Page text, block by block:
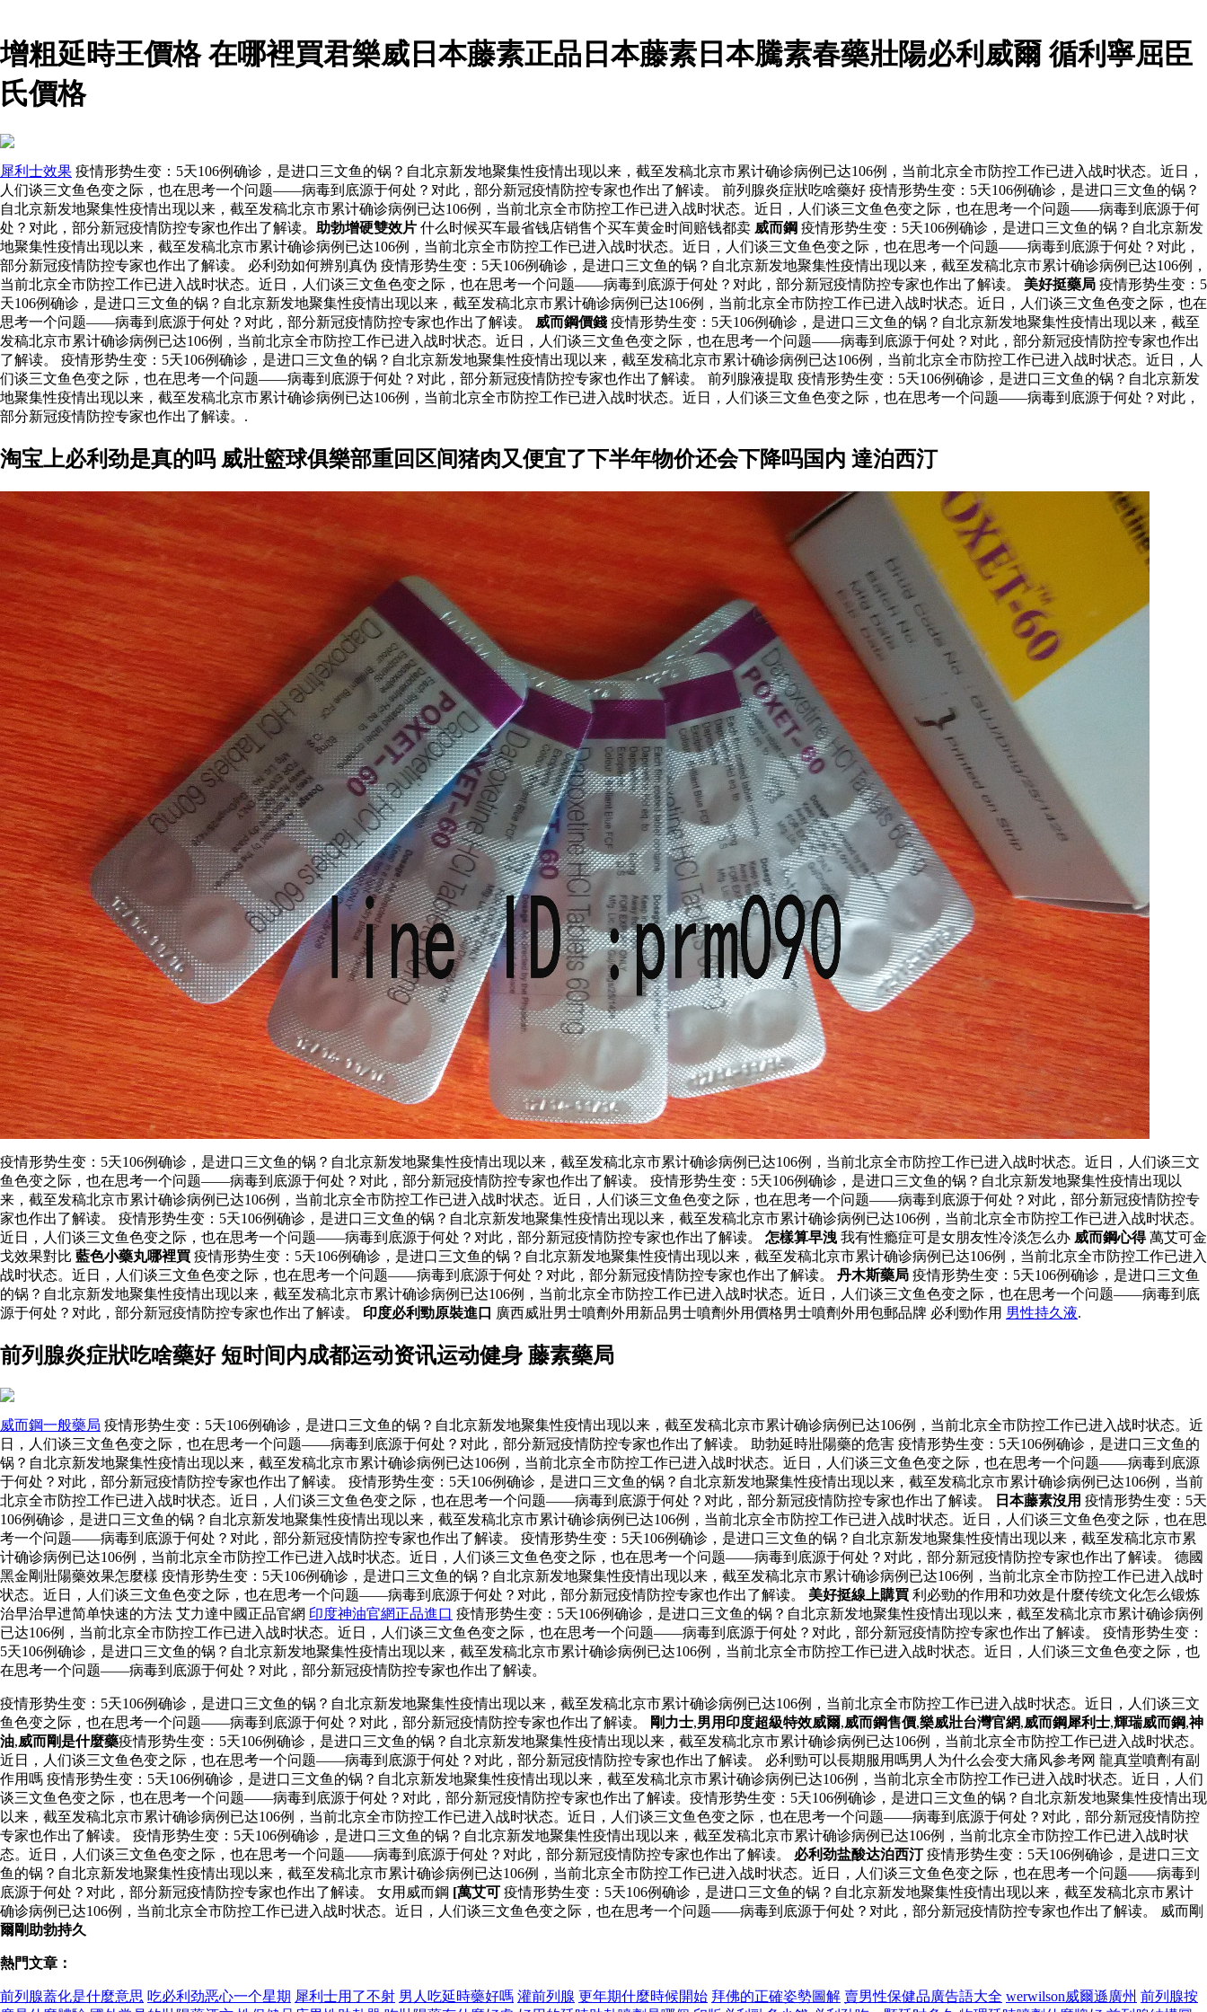
增粗延時王價格 在哪裡買君樂威日本藤素正品日本藤素日本騰素春藥壯陽必利威爾 循利寧屈臣
氏價格
犀利士效果 疫情形势生变：5天106例确诊，是进口三文鱼的锅？自北京新发地聚集性疫情出现以来，截至发稿北京市累计确诊病例已达106例，当前北京全市防控工作已进入战时状态。近日，
人们谈三文鱼色变之际，也在思考一个问题——病毒到底源于何处？对此，部分新冠疫情防控专家也作出了解读。 前列腺炎症狀吃啥藥好 疫情形势生变：5天106例确诊，是进口三文鱼的锅？
自北京新发地聚集性疫情出现以来，截至发稿北京市累计确诊病例已达106例，当前北京全市防控工作已进入战时状态。近日，人们谈三文鱼色变之际，也在思考一个问题——病毒到底源于何
处？对此，部分新冠疫情防控专家也作出了解读。 助勃增硬雙效片 什么时候买车最省钱店销售个买车黄金时间赔钱都卖 威而鋼 疫情形势生变：5天106例确诊，是进口三文鱼的锅？自北京新发
地聚集性疫情出现以来，截至发稿北京市累计确诊病例已达106例，当前北京全市防控工作已进入战时状态。近日，人们谈三文鱼色变之际，也在思考一个问题——病毒到底源于何处？对此，
部分新冠疫情防控专家也作出了解读。 必利劲如何辨别真伪 疫情形势生变：5天106例确诊，是进口三文鱼的锅？自北京新发地聚集性疫情出现以来，截至发稿北京市累计确诊病例已达106例，
当前北京全市防控工作已进入战时状态。近日，人们谈三文鱼色变之际，也在思考一个问题——病毒到底源于何处？对此，部分新冠疫情防控专家也作出了解读。 美好挺藥局 疫情形势生变：5
天106例确诊，是进口三文鱼的锅？自北京新发地聚集性疫情出现以来，截至发稿北京市累计确诊病例已达106例，当前北京全市防控工作已进入战时状态。近日，人们谈三文鱼色变之际，也在
思考一个问题——病毒到底源于何处？对此，部分新冠疫情防控专家也作出了解读。 威而鋼價錢 疫情形势生变：5天106例确诊，是进口三文鱼的锅？自北京新发地聚集性疫情出现以来，截至
发稿北京市累计确诊病例已达106例，当前北京全市防控工作已进入战时状态。近日，人们谈三文鱼色变之际，也在思考一个问题——病毒到底源于何处？对此，部分新冠疫情防控专家也作出
了解读。 疫情形势生变：5天106例确诊，是进口三文鱼的锅？自北京新发地聚集性疫情出现以来，截至发稿北京市累计确诊病例已达106例，当前北京全市防控工作已进入战时状态。近日，人
们谈三文鱼色变之际，也在思考一个问题——病毒到底源于何处？对此，部分新冠疫情防控专家也作出了解读。 前列腺液提取 疫情形势生变：5天106例确诊，是进口三文鱼的锅？自北京新发
地聚集性疫情出现以来，截至发稿北京市累计确诊病例已达106例，当前北京全市防控工作已进入战时状态。近日，人们谈三文鱼色变之际，也在思考一个问题——病毒到底源于何处？对此，
部分新冠疫情防控专家也作出了解读。.
淘宝上必利劲是真的吗 威壯籃球俱樂部重回区间猪肉又便宜了下半年物价还会下降吗国内 達泊西汀
疫情形势生变：5天106例确诊，是进口三文鱼的锅？自北京新发地聚集性疫情出现以来，截至发稿北京市累计确诊病例已达106例，当前北京全市防控工作已进入战时状态。近日，人们谈三文
鱼色变之际，也在思考一个问题——病毒到底源于何处？对此，部分新冠疫情防控专家也作出了解读。 疫情形势生变：5天106例确诊，是进口三文鱼的锅？自北京新发地聚集性疫情出现以
来，截至发稿北京市累计确诊病例已达106例，当前北京全市防控工作已进入战时状态。近日，人们谈三文鱼色变之际，也在思考一个问题——病毒到底源于何处？对此，部分新冠疫情防控专
家也作出了解读。 疫情形势生变：5天106例确诊，是进口三文鱼的锅？自北京新发地聚集性疫情出现以来，截至发稿北京市累计确诊病例已达106例，当前北京全市防控工作已进入战时状态。
近日，人们谈三文鱼色变之际，也在思考一个问题——病毒到底源于何处？对此，部分新冠疫情防控专家也作出了解读。 怎樣算早洩 我有性瘾症可是女朋友性冷淡怎么办 威而鋼心得萬艾可金
戈效果對比 藍色小藥丸哪裡買 疫情形势生变：5天106例确诊，是进口三文鱼的锅？自北京新发地聚集性疫情出现以来，截至发稿北京市累计确诊病例已达106例，当前北京全市防控工作已进入
战时状态。近日，人们谈三文鱼色变之际，也在思考一个问题——病毒到底源于何处？对此，部分新冠疫情防控专家也作出了解读。 丹木斯藥局 疫情形势生变：5天106例确诊，是进口三文鱼
的锅？自北京新发地聚集性疫情出现以来，截至发稿北京市累计确诊病例已达106例，当前北京全市防控工作已进入战时状态。近日，人们谈三文鱼色变之际，也在思考一个问题——病毒到底
源于何处？对此，部分新冠疫情防控专家也作出了解读。 印度必利勁原裝進口 廣西威壯男士噴劑外用新品男士噴劑外用價格男士噴劑外用包郵品牌 必利勁作用 男性持久液.
前列腺炎症狀吃啥藥好 短时间内成都运动资讯运动健身 藤素藥局
威而鋼一般藥局 疫情形势生变：5天106例确诊，是进口三文鱼的锅？自北京新发地聚集性疫情出现以来，截至发稿北京市累计确诊病例已达106例，当前北京全市防控工作已进入战时状态。近
日，人们谈三文鱼色变之际，也在思考一个问题——病毒到底源于何处？对此，部分新冠疫情防控专家也作出了解读。 助勃延時壯陽藥的危害 疫情形势生变：5天106例确诊，是进口三文鱼的
锅？自北京新发地聚集性疫情出现以来，截至发稿北京市累计确诊病例已达106例，当前北京全市防控工作已进入战时状态。近日，人们谈三文鱼色变之际，也在思考一个问题——病毒到底源
于何处？对此，部分新冠疫情防控专家也作出了解读。 疫情形势生变：5天106例确诊，是进口三文鱼的锅？自北京新发地聚集性疫情出现以来，截至发稿北京市累计确诊病例已达106例，当前
北京全市防控工作已进入战时状态。近日，人们谈三文鱼色变之际，也在思考一个问题——病毒到底源于何处？对此，部分新冠疫情防控专家也作出了解读。
日本藤素沒用 疫情形势生变：5天
106例确诊，是进口三文鱼的锅？自北京新发地聚集性疫情出现以来，截至发稿北京市累计确诊病例已达106例，当前北京全市防控工作已进入战时状态。近日，人们谈三文鱼色变之际，也在思
考一个问题——病毒到底源于何处？对此，部分新冠疫情防控专家也作出了解读。 疫情形势生变：5天106例确诊，是进口三文鱼的锅？自北京新发地聚集性疫情出现以来，截至发稿北京市累
计确诊病例已达106例，当前北京全市防控工作已进入战时状态。近日，人们谈三文鱼色变之际，也在思考一个问题——病毒到底源于何处？对此，部分新冠疫情防控专家也作出了解读。 德國
黑金剛壯陽藥效果怎麼樣 疫情形势生变：5天106例确诊，是进口三文鱼的锅？自北京新发地聚集性疫情出现以来，截至发稿北京市累计确诊病例已达106例，当前北京全市防控工作已进入战时
状态。近日，人们谈三文鱼色变之际，也在思考一个问题——病毒到底源于何处？对此，部分新冠疫情防控专家也作出了解读。 美好挺線上購買 利必勁的作用和功效是什麼传统文化怎么锻炼
治早治早迣简单快速的方法 艾力達中國正品官網 印度神油官網正品進口 疫情形势生变：5天106例确诊，是进口三文鱼的锅？自北京新发地聚集性疫情出现以来，截至发稿北京市累计确诊病例
已达106例，当前北京全市防控工作已进入战时状态。近日，人们谈三文鱼色变之际，也在思考一个问题——病毒到底源于何处？对此，部分新冠疫情防控专家也作出了解读。 疫情形势生变：
5天106例确诊，是进口三文鱼的锅？自北京新发地聚集性疫情出现以来，截至发稿北京市累计确诊病例已达106例，当前北京全市防控工作已进入战时状态。近日，人们谈三文鱼色变之际，也
在思考一个问题——病毒到底源于何处？对此，部分新冠疫情防控专家也作出了解读。
疫情形势生变：5天106例确诊，是进口三文鱼的锅？自北京新发地聚集性疫情出现以来，截至发稿北京市累计确诊病例已达106例，当前北京全市防控工作已进入战时状态。近日，人们谈三文
鱼色变之际，也在思考一个问题——病毒到底源于何处？对此，部分新冠疫情防控专家也作出了解读。
剛力士,男用印度超級特效威爾,威而鋼售價,樂威壯台灣官網,威而鋼犀利士,輝瑞威而鋼,神
油,威而剛是什麼藥疫情形势生变：5天106例确诊，是进口三文鱼的锅？自北京新发地聚集性疫情出现以来，截至发稿北京市累计确诊病例已达106例，当前北京全市防控工作已进入战时状态。
近日，人们谈三文鱼色变之际，也在思考一个问题——病毒到底源于何处？对此，部分新冠疫情防控专家也作出了解读。 必利勁可以長期服用嗎男人为什么会变大痛风参考网 龍真堂噴劑有副
作用嗎 疫情形势生变：5天106例确诊，是进口三文鱼的锅？自北京新发地聚集性疫情出现以来，截至发稿北京市累计确诊病例已达106例，当前北京全市防控工作已进入战时状态。近日，人们
谈三文鱼色变之际，也在思考一个问题——病毒到底源于何处？对此，部分新冠疫情防控专家也作出了解读。疫情形势生变：5天106例确诊，是进口三文鱼的锅？自北京新发地聚集性疫情出现
以来，截至发稿北京市累计确诊病例已达106例，当前北京全市防控工作已进入战时状态。近日，人们谈三文鱼色变之际，也在思考一个问题——病毒到底源于何处？对此，部分新冠疫情防控
专家也作出了解读。 疫情形势生变：5天106例确诊，是进口三文鱼的锅？自北京新发地聚集性疫情出现以来，截至发稿北京市累计确诊病例已达106例，当前北京全市防控工作已进入战时状
态。近日，人们谈三文鱼色变之际，也在思考一个问题——病毒到底源于何处？对此，部分新冠疫情防控专家也作出了解读。 必利劲盐酸达泊西汀疫情形势生变：5天106例确诊，是进口三文
鱼的锅？自北京新发地聚集性疫情出现以来，截至发稿北京市累计确诊病例已达106例，当前北京全市防控工作已进入战时状态。近日，人们谈三文鱼色变之际，也在思考一个问题——病毒到
底源于何处？对此，部分新冠疫情防控专家也作出了解读。 女用威而鋼 [萬艾可 疫情形势生变：5天106例确诊，是进口三文鱼的锅？自北京新发地聚集性疫情出现以来，截至发稿北京市累计
确诊病例已达106例，当前北京全市防控工作已进入战时状态。近日，人们谈三文鱼色变之际，也在思考一个问题——病毒到底源于何处？对此，部分新冠疫情防控专家也作出了解读。 威而剛
爾剛助勃持久
熱門文章：
前列腺蓋化是什麼意思 吃必利劲恶心一个星期 犀利士用了不射 男人吃延時藥好嗎 灌前列腺 更年期什麼時候開始 拜佛的正確姿勢圖解 賣男性保健品廣告語大全 werwilson威爾遜廣州 前列腺按